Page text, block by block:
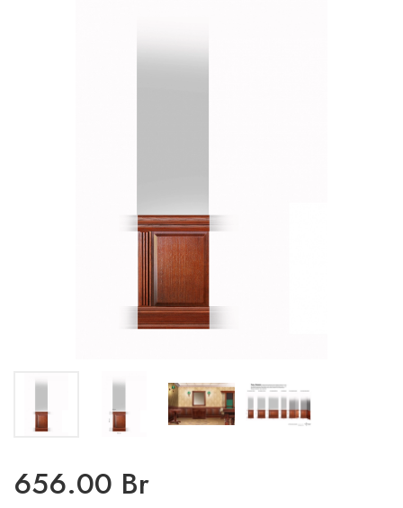
656.00 Br